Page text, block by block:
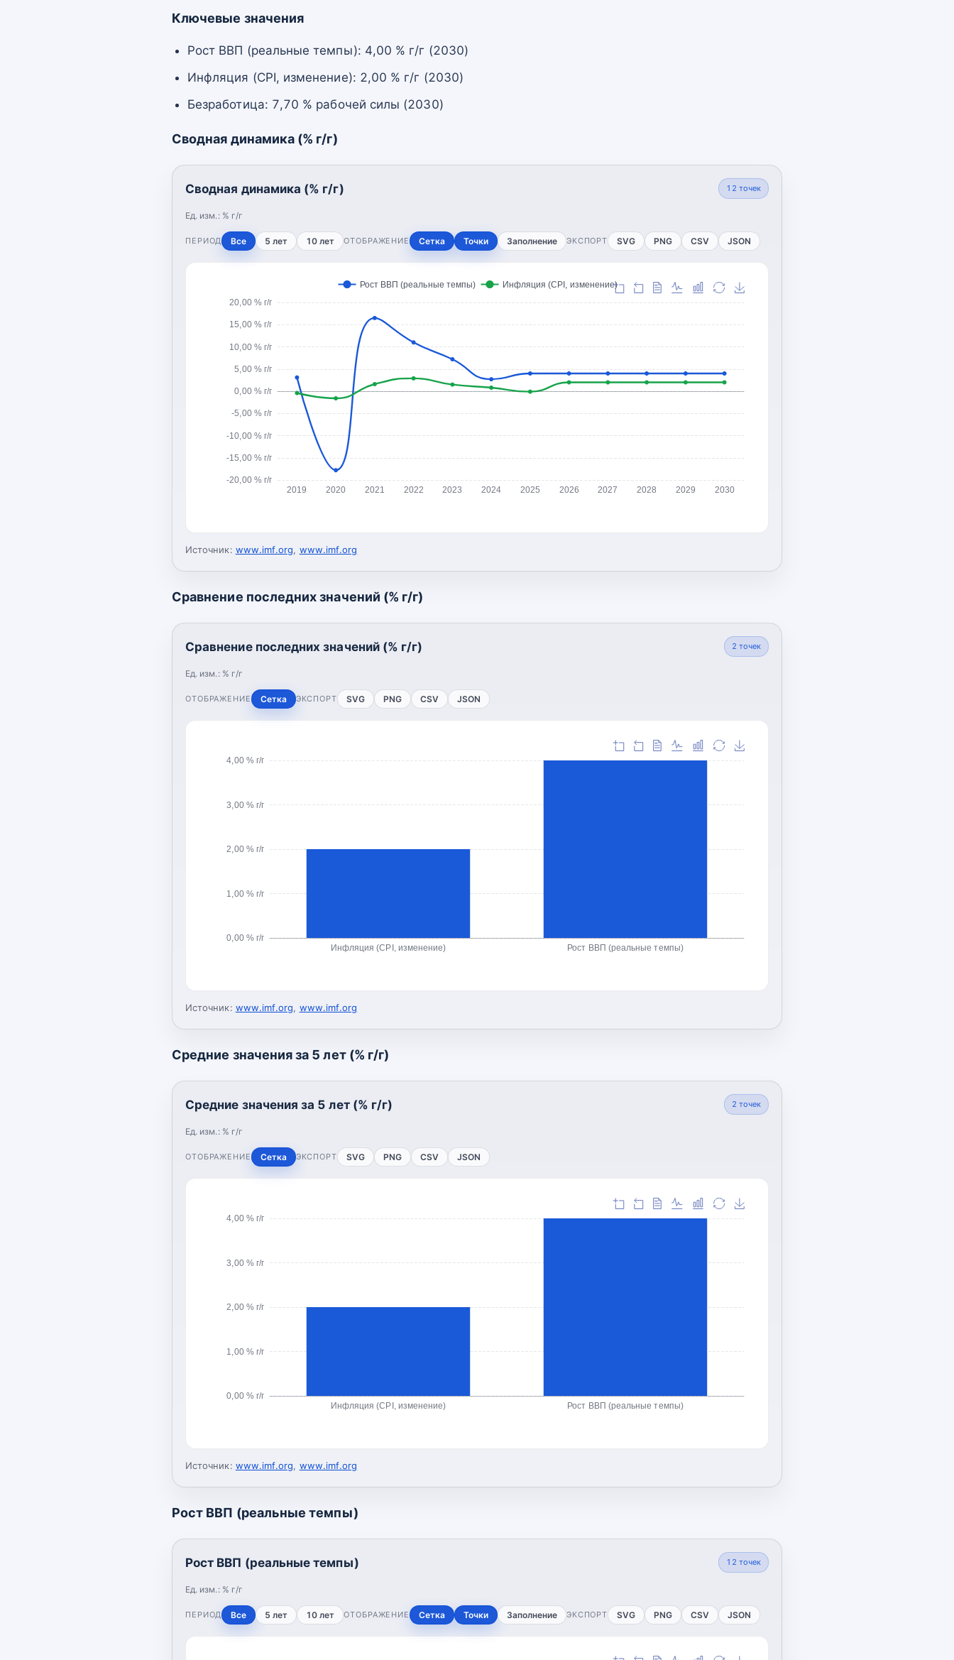
Ключевые значения
Рост ВВП (реальные темпы): 4,00 % г/г (2030)
Инфляция (CPI, изменение): 2,00 % г/г (2030)
Безработица: 7,70 % рабочей силы (2030)
Сводная динамика (% г/г)
Сводная динамика (% г/г)
Ед. изм.: % г/г
12 точек
ПЕРИОД Все 5 лет 10 лет ОТОБРАЖЕНИЕ Сетка Точки Заполнение ЭКСПОРТ SVG PNG CSV JSON
-20,00 % г/г
-15,00 % г/г
-10,00 % г/г
-5,00 % г/г
0,00 % г/г
5,00 % г/г
10,00 % г/г
15,00 % г/г
20,00 % г/г
2019 2020 2021 2022 2023 2024 2025 2026 2027 2028 2029 2030
Рост ВВП (реальные темпы) Инфляция (CPI, изменение)
Источник: www.imf.org, www.imf.org
Сравнение последних значений (% г/г)
Сравнение последних значений (% г/г)
Ед. изм.: % г/г
2 точек
ОТОБРАЖЕНИЕ Сетка ЭКСПОРТ SVG PNG CSV JSON
0,00 % г/г
1,00 % г/г
2,00 % г/г
3,00 % г/г
4,00 % г/г
Инфляция (CPI, изменение) Рост ВВП (реальные темпы)
Источник: www.imf.org, www.imf.org
Средние значения за 5 лет (% г/г)
Средние значения за 5 лет (% г/г)
Ед. изм.: % г/г
2 точек
ОТОБРАЖЕНИЕ Сетка ЭКСПОРТ SVG PNG CSV JSON
0,00 % г/г
1,00 % г/г
2,00 % г/г
3,00 % г/г
4,00 % г/г
Инфляция (CPI, изменение) Рост ВВП (реальные темпы)
Источник: www.imf.org, www.imf.org
Рост ВВП (реальные темпы)
Рост ВВП (реальные темпы)
Ед. изм.: % г/г
12 точек
ПЕРИОД Все 5 лет 10 лет ОТОБРАЖЕНИЕ Сетка Точки Заполнение ЭКСПОРТ SVG PNG CSV JSON